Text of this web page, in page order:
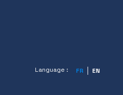
Language : FR EN